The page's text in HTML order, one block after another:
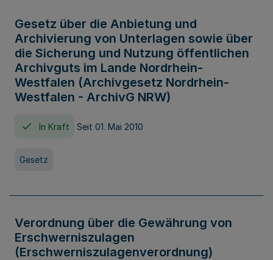
Gesetz über die Anbietung und
Archivierung von Unterlagen sowie über
die Sicherung und Nutzung öffentlichen
Archivguts im Lande Nordrhein-
Westfalen (Archivgesetz Nordrhein-
Westfalen - ArchivG NRW)
In Kraft Seit 01. Mai 2010
Gesetz
Verordnung über die Gewährung von
Erschwerniszulagen
(Erschwerniszulagenverordnung)